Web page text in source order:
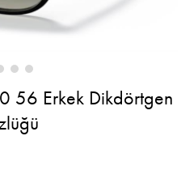
56 Erkek Dikdörtgen